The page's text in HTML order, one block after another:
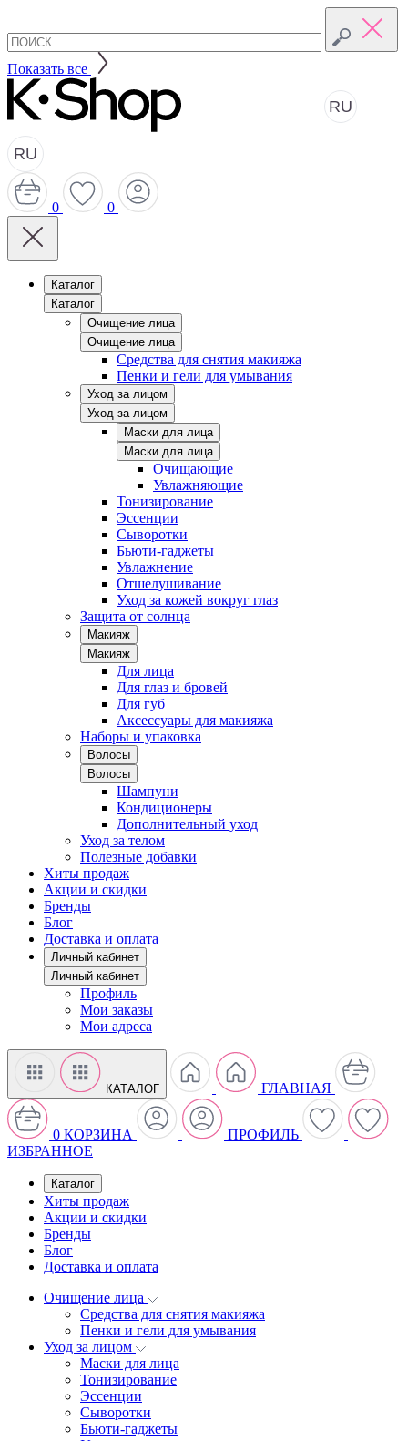
Показать все
RU
RU
0 0
Каталог
Каталог
Очищение лица
Очищение лица
Средства для снятия макияжа
Пенки и гели для умывания
Уход за лицом
Уход за лицом
Маски для лица
Маски для лица
Очищающие
Увлажняющие
Тонизирование
Эссенции
Сыворотки
Бьюти-гаджеты
Увлажнение
Отшелушивание
Уход за кожей вокруг глаз
Защита от солнца
Макияж
Макияж
Для лица
Для глаз и бровей
Для губ
Аксессуары для макияжа
Наборы и упаковка
Волосы
Волосы
Шампуни
Кондиционеры
Дополнительный уход
Уход за телом
Полезные добавки
Хиты продаж
Акции и скидки
Бренды
Блог
Доставка и оплата
Личный кабинет
Личный кабинет
Профиль
Мои заказы
Мои адреса
КАТАЛОГ ГЛАВНАЯ
0 КОРЗИНА
ПРОФИЛЬ
ИЗБРАННОЕ
Каталог
Хиты продаж
Акции и скидки
Бренды
Блог
Доставка и оплата
Очищение лица
Средства для снятия макияжа
Пенки и гели для умывания
Уход за лицом
Маски для лица
Тонизирование
Эссенции
Сыворотки
Бьюти-гаджеты